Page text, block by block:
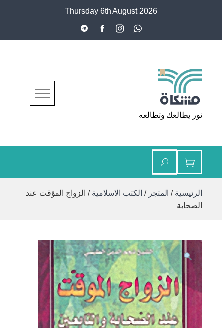
Thursday 6th August 2026
مشكاة
نور يطالعك وتطالعه
الرئيسية / المتجر / الكتب الاسلامية / الزواج المؤقت عند
الصحابة